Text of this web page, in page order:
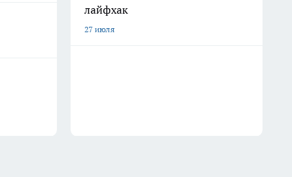
лайфхак
27 июля